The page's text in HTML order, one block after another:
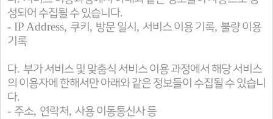
성되어 수집될 수 있습니다.
- IP Address, 쿠키 , 방문 일시 , 서비스 이용 기록, 불량 이용
기록
다. 부가 서비스 및 맞춤식 서비스 이용 과정에서 해당 서비스
의 이용자에 한해서만 아래와 같은 정보들이 수집될 수 있습니
다.
- 주소, 연락처, 사용 이동통신사 등